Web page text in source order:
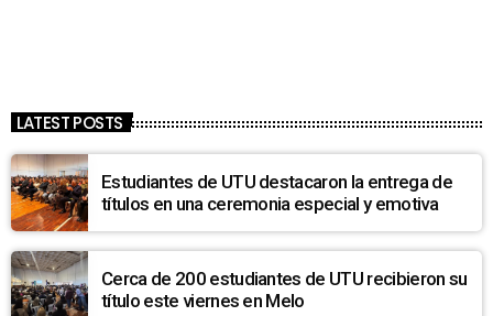
LATEST POSTS
Estudiantes de UTU destacaron la entrega de
títulos en una ceremonia especial y emotiva
Cerca de 200 estudiantes de UTU recibieron su
título este viernes en Melo